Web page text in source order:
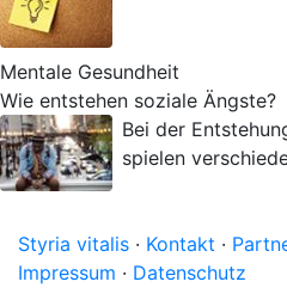
Mentale Gesundheit
Wie entstehen soziale Ängste?
Bei der
spielen
Styria vitalis · Kontakt ·
Impressum · Datenschutz